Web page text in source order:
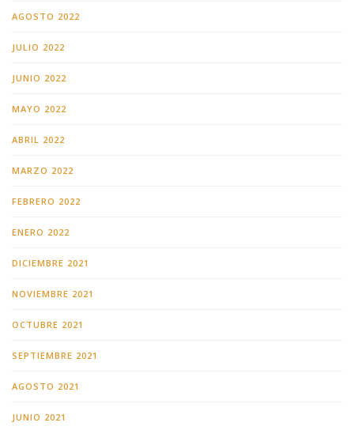
AGOSTO 2022
JULIO 2022
JUNIO 2022
MAYO 2022
ABRIL 2022
MARZO 2022
FEBRERO 2022
ENERO 2022
DICIEMBRE 2021
NOVIEMBRE 2021
OCTUBRE 2021
SEPTIEMBRE 2021
AGOSTO 2021
JUNIO 2021